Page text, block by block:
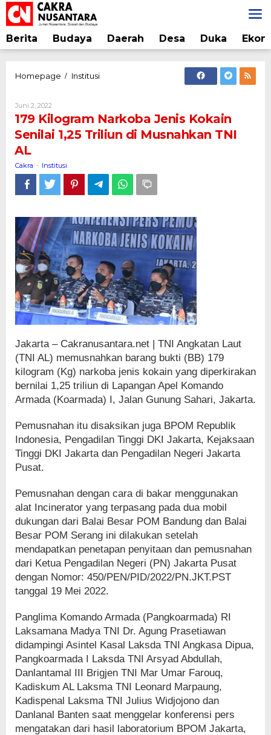
Lewati
ke
konten
Berita Budaya Daerah Desa Duka
Homepage / Institusi179
Kokain
Senilai
di
Musnahkan
TNI
Juni 2, 2022
Cakra
179 Kilogram Narkoba Jenis Kokain
Senilai 1,25 Triliun di Musnahkan TNI
AL
Cakra - Institusi
Jakarta – Cakranusantara.net | TNI Angkatan Laut
(TNI AL) memusnahkan barang bukti (BB) 179
kilogram (Kg) narkoba jenis kokain yang diperkirakan
bernilai 1,25 triliun di Lapangan Apel Komando
Armada (Koarmada) I, Jalan Gunung Sahari, Jakarta.
Pemusnahan itu disaksikan juga BPOM Republik
Indonesia, Pengadilan Tinggi DKI Jakarta, Kejaksaan
Tinggi DKI Jakarta dan Pengadilan Negeri Jakarta
Pusat.
Pemusnahan dengan cara di bakar menggunakan
alat Incinerator yang terpasang pada dua mobil
dukungan dari Balai Besar POM Bandung dan Balai
Besar POM Serang ini dilakukan setelah
mendapatkan penetapan penyitaan dan pemusnahan
dari Ketua Pengadilan Negeri (PN) Jakarta Pusat
dengan Nomor: 450/PEN/PID/2022/PN.JKT.PST
tanggal 19 Mei 2022.
Panglima Komando Armada (Pangkoarmada) RI
Laksamana Madya TNI Dr. Agung Prasetiawan
didampingi Asintel Kasal Laksda TNI Angkasa Dipua,
Pangkoarmada I Laksda TNI Arsyad Abdullah,
Danlantamal III Brigjen TNI Mar Umar Farouq,
Kadiskum AL Laksma TNI Leonard Marpaung,
Kadispenal Laksma TNI Julius Widjojono dan
Danlanal Banten saat menggelar konferensi pers
mengatakan dari hasil laboratorium BPOM Jakarta,